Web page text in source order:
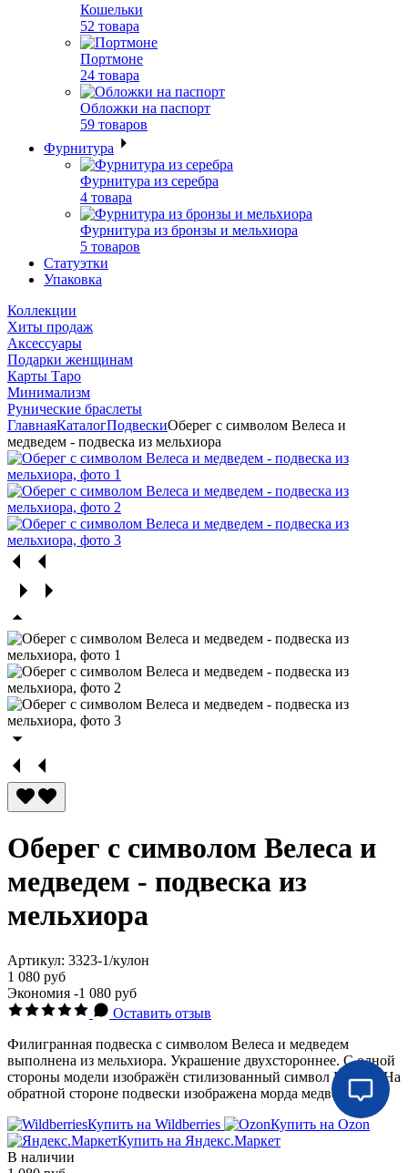
Кошельки
52 товара
Портмоне
24 товара
Обложки на паспорт
59 товаров
Фурнитура
Фурнитура из серебра
4 товара
Фурнитура из бронзы и мельхиора
5 товаров
Статуэтки
Упаковка
Коллекции
Хиты продаж
Аксессуары
Подарки женщинам
Карты Таро
Минимализм
Рунические браслеты
ГлавнаяКаталогПодвескиОберег с символом Велеса и
медведем - подвеска из мельхиора
Оберег с символом Велеса и
медведем - подвеска из
мельхиора
Артикул: 3323-1/кулон
1 080 руб
Экономия -1 080 руб
Оставить отзыв
Филигранная подвеска с символом Велеса и медведем
выполнена из мельхиора. Украшение двухстороннее. С одной
стороны модели изображён стилизованный символ Велеса. На
обратной стороне подвески изображена морда медведя.
Купить на Wildberries
Купить на Ozon
Купить на Яндекс.Маркет
В наличии